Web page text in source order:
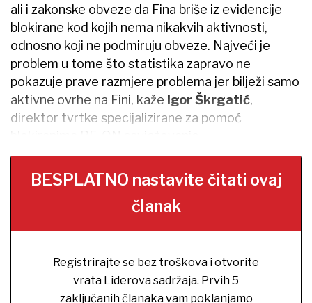
ali i zakonske obveze da Fina briše iz evidencije
blokirane kod kojih nema nikakvih aktivnosti,
odnosno koji ne podmiruju obveze. Najveći je
problem u tome što statistika zapravo ne
pokazuje prave razmjere problema jer bilježi samo
aktivne ovrhe na Fini, kaže Igor Škrgatić,
direktor tvrtke specijalizirane za pomoć
BESPLATNO nastavite čitati ovaj
članak
Registrirajte se bez troškova i otvorite
vrata Liderova sadržaja. Prvih 5
zaključanih članaka vam poklanjamo